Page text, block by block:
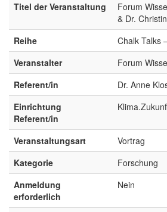
Titel der Veranstaltung
Forum
& Dr.
Reihe
Chalk Talks
Veranstalter
Forum
Referent/in
Dr. Anne
Einrichtung
Referent/in
Veranstaltungsart
Vortrag
Kategorie
Forschung
Anmeldung
erforderlich
Nein